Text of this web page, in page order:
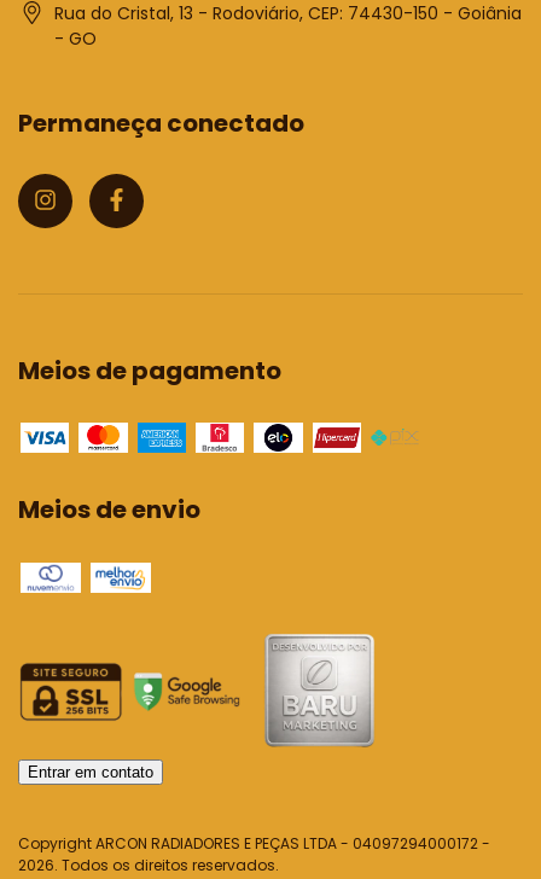
Rua do Cristal, 13 - Rodoviário, CEP: 74430-150 - Goiânia
- GO
Permaneça conectado
Meios de pagamento
Meios de envio
Entrar em contato
Copyright ARCON RADIADORES E PEÇAS LTDA - 04097294000172 -
2026. Todos os direitos reservados.